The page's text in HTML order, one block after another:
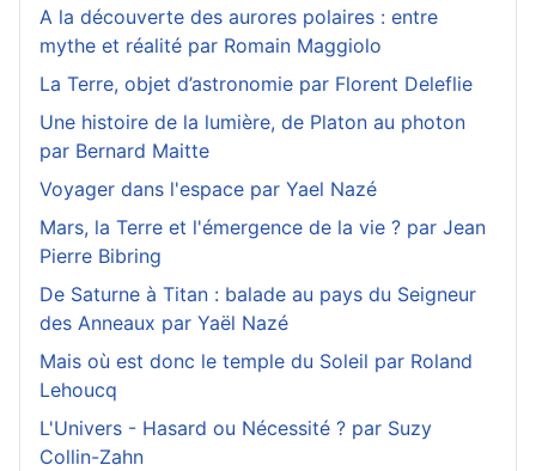
A la découverte des aurores polaires : entre
mythe et réalité par Romain Maggiolo
La Terre, objet d’astronomie par Florent Deleflie
Une histoire de la lumière, de Platon au photon
par Bernard Maitte
Voyager dans l'espace par Yael Nazé
Mars, la Terre et l'émergence de la vie ? par Jean
Pierre Bibring
De Saturne à Titan : balade au pays du Seigneur
des Anneaux par Yaël Nazé
Mais où est donc le temple du Soleil par Roland
Lehoucq
L'Univers - Hasard ou Nécessité ? par Suzy
Collin-Zahn